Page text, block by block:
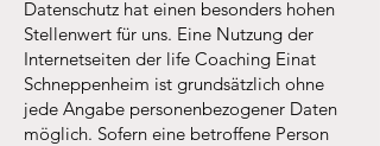
Datenschutz hat einen besonders hohen
Stellenwert für uns. Eine Nutzung der
Internetseiten der life Coaching Einat
Schneppenheim ist grundsätzlich ohne
jede Angabe personenbezogener Daten
möglich. Sofern eine betroffene Person